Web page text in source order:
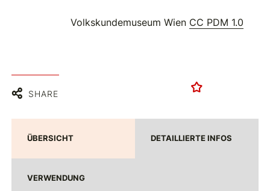
Volkskundemuseum Wien CC PDM 1.0
SHARE
ÜBERSICHT DETAILLIERTE INFOS
VERWENDUNG